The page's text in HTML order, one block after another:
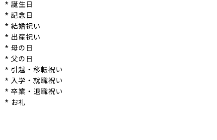
* 誕生日
* 記念日
* 結婚祝い
* 出産祝い
* 母の日
* 父の日
* 引越・移転祝い
* 入学・就職祝い
* 卒業・退職祝い
* お礼